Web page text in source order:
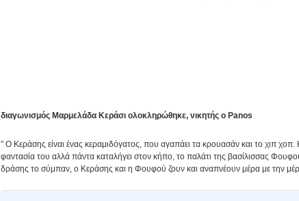
διαγωνισμός Μαρμελάδα Κεράσι ολοκληρώθηκε, νικητής ο Panos
” Ο Κεράσης είναι ένας κεραμιδόγατος, που αγαπάει τα κρουασάν και το χιπ χοπ.
φαντασία του αλλά πάντα καταλήγει στον κήπο, το παλάτι της βασίλισσας
δράσης το σύμπαν, ο Κεράσης και η Φουφού ζουν και αναπνέουν μέρα με την